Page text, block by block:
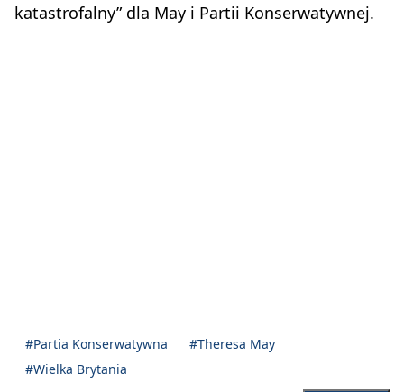
katastrofalny” dla May i Partii Konserwatywnej.
#Partia Konserwatywna
#Theresa May
#Wielka Brytania